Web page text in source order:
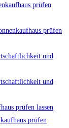
prüfen
prüfen
und
und
prüfen lassen
prüfen